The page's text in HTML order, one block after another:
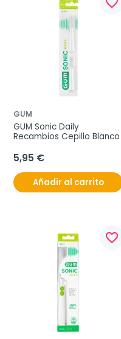
GUM
GUM Sonic Daily
Recambios Cepillo Blanco
5,95 €
Añadir al carrito
favorite_border